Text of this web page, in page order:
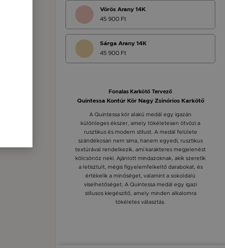
Vörös Arany 14K
45 900 Ft
Sárga Arany 14K
45 900 Ft
Fonalas Karkötő Tervező
Quintessa Kontúr Kör Nagy Zsinórios Karkötő
A Quintessa kör alakú medál egy igazán
különleges ékszer, amely tökéletesen ötvözi a
rusztikus és modern stílust. A medál felülete
szándékosan nem sima, hanem egyedi, rusztikus
textúrával rendelkezik, ami karakteres megjelenést
kölcsönöz neki. Ajánlott mindazoknak, akik szeretik
a letisztult, mégis figyelemfelkeltő darabokat, és
értékelik a minőséget, valamint a sokoldalú
viselhetőséget. A Quintessa medál egy igazi
stílusos kiegészítő, amely minden alkalomra
tökéletes választás.